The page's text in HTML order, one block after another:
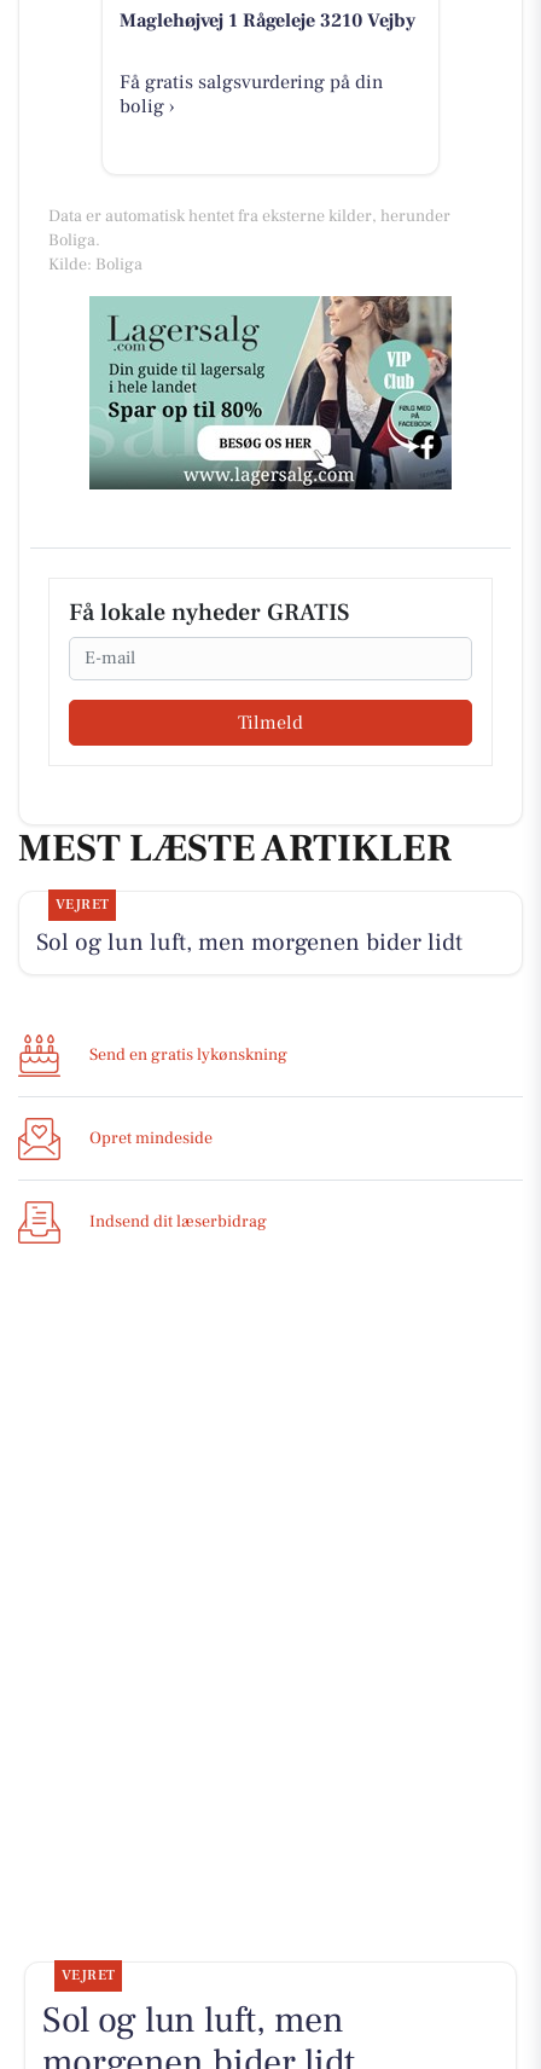
Maglehøjvej 1 Rågeleje 3210 Vejby
Få gratis salgsvurdering på din
bolig ›
Data er automatisk hentet fra eksterne kilder, herunder
Boliga.
Kilde: Boliga
Få lokale nyheder GRATIS
Email
Tilmeld
MEST LÆSTE ARTIKLER
VEJRET
Sol og lun luft, men morgenen bider lidt
Send en gratis lykønskning
Opret mindeside
Indsend dit læserbidrag
VEJRET
Sol og lun luft, men